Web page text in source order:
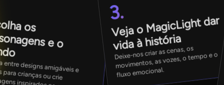
os
e o
designs amigáveis e seguros para crianças ou crie
inspirados no seu próprio
3.
Veja o
MagicLight dar
vida à história
Deixe-nos criar as cenas, os
movimentos, as vozes, o tempo e o
fluxo emocional.